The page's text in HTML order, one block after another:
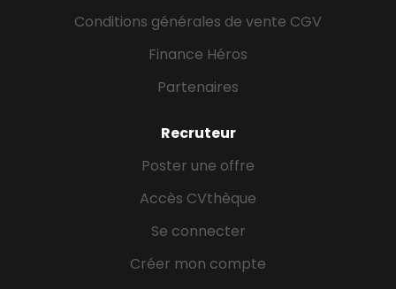
Conditions générales de vente CGV
Finance Héros
Partenaires
Recruteur
Poster une offre
Accès CVthèque
Se connecter
Créer mon compte